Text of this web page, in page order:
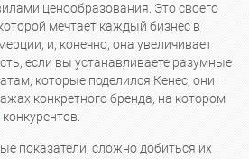
ценообразования. Это своего
мечтает каждый бизнес в
и, конечно, она увеличивает
если вы устанавливаете разумные
которые поделился Кенес, они
конкретного бренда, на котором
конкурентов.
показатели, сложно добиться их